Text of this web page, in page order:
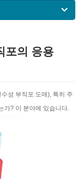
포의 응용
수성 부직포 도매), 특히 주
가? 이 분야에 있습니다.